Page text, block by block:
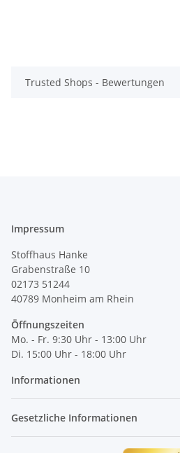
Trusted Shops - Bewertungen
Impressum
Stoffhaus Hanke
Grabenstraße 10
02173 51244
40789 Monheim am Rhein
Öffnungszeiten
Mo. - Fr. 9:30 Uhr - 13:00 Uhr
Di. 15:00 Uhr - 18:00 Uhr
Informationen
Gesetzliche Informationen